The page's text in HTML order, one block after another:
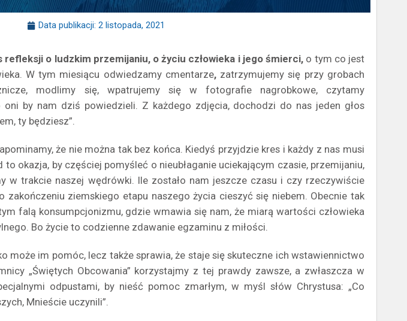
Data publikacji: 2 listopada, 2021
o ludzkim przemijaniu, o życiu człowieka i jego śmierci, o tym co jest
W tym miesiącu odwiedzamy cmentarze, zatrzymujemy się przy grobach
modlimy się, wpatrujemy się w fotografie nagrobkowe, czytamy
oni by nam dziś powiedzieli. Z każdego zdjęcia, dochodzi do nas jeden głos
ty będziesz”.
że nie można tak bez końca. Kiedyś przyjdzie kres i każdy z nas musi
okazja, by częściej pomyśleć o nieubłaganie uciekającym czasie, przemijaniu,
w trakcie naszej wędrówki. Ile zostało nam jeszcze czasu i czy rzeczywiście
zakończeniu ziemskiego etapu naszego życia cieszyć się niebem. Obecnie tak
falą konsumpcjonizmu, gdzie wmawia się nam, że miarą wartości człowieka
Bo życie to codzienne zdawanie egzaminu z miłości.
może im pomóc, lecz także sprawia, że staje się skuteczne ich wstawiennictwo
„Świętych Obcowania” korzystajmy z tej prawdy zawsze, a zwłaszcza w
odpustami, by nieść pomoc zmarłym, w myśl słów Chrystusa: „Co
Mnieście uczynili”.